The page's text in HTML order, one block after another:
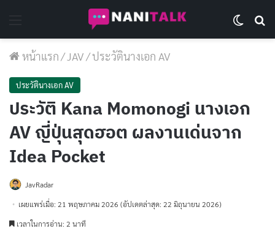
หน้าแรก/JAV/ประวัตินางเอก AV
ประวัตินางเอก AV
ประวัติ Kana Momonogi นางเอก
AV ญี่ปุ่นสุดฮอต ผลงานเด่นจาก
Idea Pocket
JavRadar
เผยแพร่เมื่อ: 21 พฤษภาคม 2026 (อัปเดตล่าสุด: 22 มิถุนายน 2026)
เวลาในการอ่าน: 2 นาที